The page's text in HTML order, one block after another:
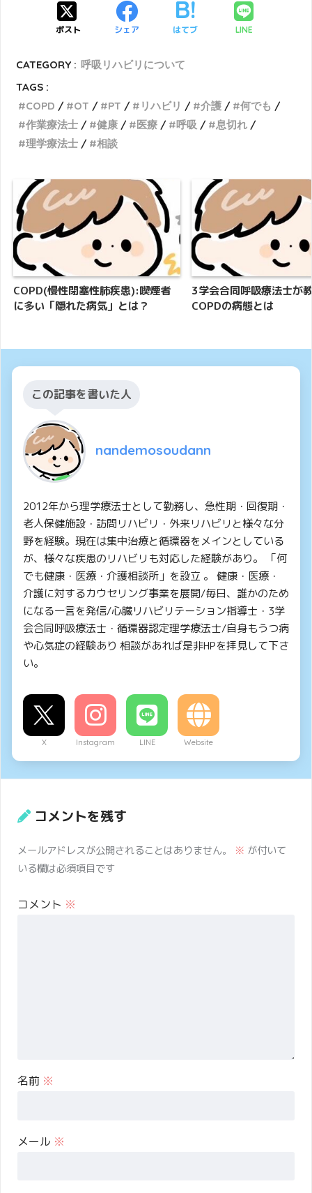
ポスト シェア はてブ LINE
CATEGORY : 呼吸リハビリについて
TAGS :
COPD
OT PT リハビリ 介護
何でも
作業療法士
健康 医療 呼吸
息切れ
理学療法士
相談
COPD(慢性閉塞性肺疾患):喫煙者
に多い「隠れた病気」とは？
3学会合同呼吸療法士が
COPDの病態とは
この記事を書いた人
nandemosoudann
2012年から理学療法士として勤務し、急性期・回復期・
老人保健施設・訪問リハビリ・外来リハビリと様々な分
野を経験。現在は集中治療と循環器をメインとしている
が、様々な疾患のリハビリも対応した経験があり。 「何
でも健康・医療・介護相談所」を設立 。 健康・医療・
介護に対するカウセリング事業を展開/毎日、誰かのため
になる一言を発信/心臓リハビリテーション指導士・3学
会合同呼吸療法士・循環器認定理学療法士/自身もうつ病
や心気症の経験あり 相談があれば是非HPを拝見して下さ
い。
X Instagram LINE Website
コメントを残す
メールアドレスが公開されることはありません。 ※ が付いて
いる欄は必須項目です
コメント ※
名前 ※
メール ※